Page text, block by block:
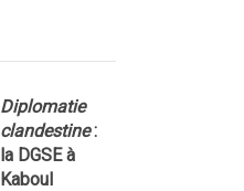
Diplomatie
clandestine:
la DGSE à
Kaboul